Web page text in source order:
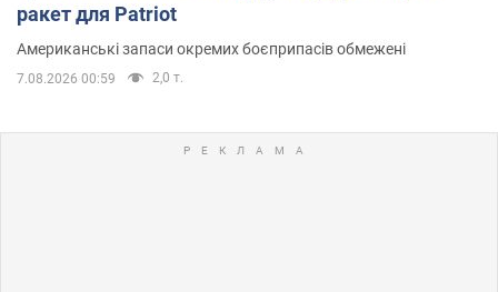
ракет для Patriot
Американські запаси окремих боєприпасів обмежені
7.08.2026 00:59 2,0 т.